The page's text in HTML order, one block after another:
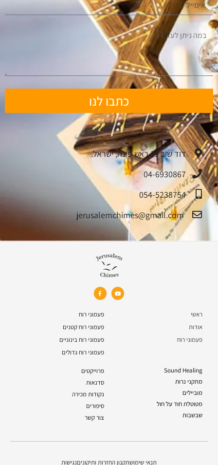
כתבו לנו
דוד שוב 19 ראש פינה, ישראל.
04-6930867
054-5238754
jerusalemchimes@gmail.com‏
ראשי
אודות
פעמוני רוח
פעמוני רוח
פעמוני רוח קטנים
פעמוני רוח בינוניים
פעמוני רוח גדולים
Sound Healing
מתקני נרות
מוביילים
מטוטלת חוד על חול
שבשבות
פרוייקטים
סדנאות
נקודות מכירה
סיפורים
צור קשר
תנאי שימושתקנון החזרות ותיקוניםנגישות